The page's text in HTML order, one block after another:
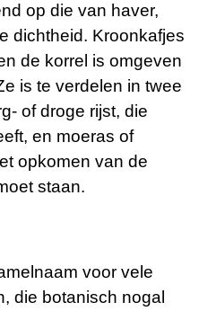
op die van haver,
dichtheid. Kroonkafjes
de korrel is omgeven
is te verdelen in twee
of droge rijst, die
en moeras of
opkomen van de
staan.
voor vele
die botanisch nogal